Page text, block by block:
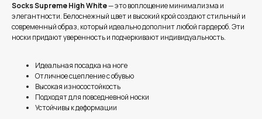
Socks Supreme High White— это воплощение минимализма и
элегантности. Белоснежный цвет и высокий крой создают стильный и
современный образ, который идеально дополнит любой гардероб. Эти
носки придают уверенность и подчеркивают индивидуальность.
Идеальная посадка на ноге
Отличное сцепление с обувью
Высокая износостойкость
Подходят для повседневной носки
Устойчивы к деформации